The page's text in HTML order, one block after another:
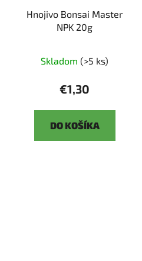
Hnojivo Bonsai Master
NPK 20g
Skladom (>5 ks)
€1,30
DO KOŠÍKA